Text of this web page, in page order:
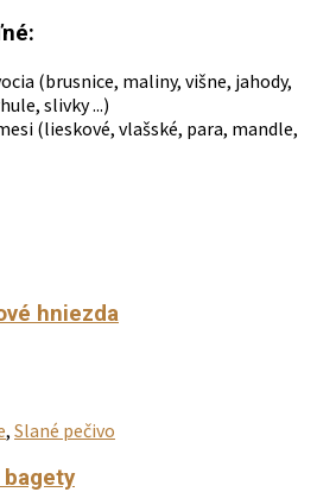
(brusnice, maliny, višne, jahody,
slivky ...)
(lieskové, vlašské, para, mandle,
hniezda
, Slané pečivo